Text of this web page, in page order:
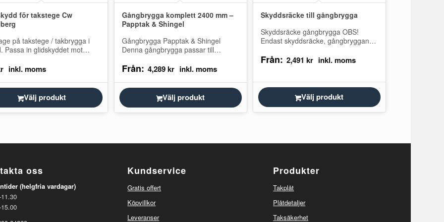
för takstege Cw
på takstege / takbrygga i
Passa in glidskyddet mot
eller…
Välj produkt
Gångbrygga komplett 2400 mm –
Papptak & Shingel
Gångbrygga Papptak & Shingel
Denna gångbrygga passar till
vilket tak du har. Gångbryggan är…
Från: 4,289kr
Välj produkt
Skyddsräcke till gångbrygga
Skyddsräcke gångbrygga OBS!
Endast skyddsräcke, gångbryggan
minst 1 meter) ökar säkerheten och
trygghetskänslan vid vistelser…
Från: 2,491 kr
Välj produkt
oss
(helgfria vardagar)
Kundservice
Gratis offert
Köpvillkor
Leveranser
Produkter
Takplåt
Plåtdetaljer
Taksäkerhet